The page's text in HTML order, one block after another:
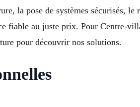
la pose de systèmes sécurisés, le
fiable au juste prix. Pour Centre-
pour découvrir nos solutions.